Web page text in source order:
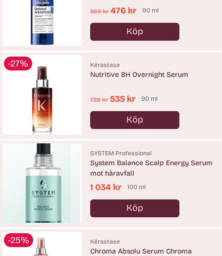
Ordinarie
pris
565 kr 476 kr 90 ml
Köp
Antal
-27% Kérastase
Nutritive 8H Overnight Serum
Ordinarie
pris
728 kr 535 kr 90 ml
Köp
Antal
SYSTEM Professional
System Balance Scalp Energy Serum
mot håravfall
1 034 kr 100 ml
Köp
Antal
-25% Kérastase
Chroma Absolu Serum Chroma